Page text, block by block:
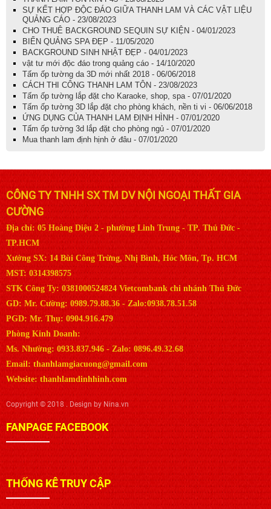
SỰ KẾT HỢP ĐỘC ĐÁO GIỮA THANH LAM VÀ CÁC VẬT LIỆU
QUẢNG CÁO - 23/08/2023
CHO THUÊ BACKGROUND SEQUIN SỰ KIỆN - 04/01/2023
BIỂN QUẢNG SPA ĐẸP - 11/05/2020
BACKGROUND SINH NHẬT ĐẸP - 04/01/2023
vật tư mới độc đáo trong quảng cáo - 14/10/2020
Tấm ốp tường da 3D mới nhất 2018 - 06/06/2018
CÁCH THI CÔNG THANH LAM TÔN - 23/08/2023
Tấm ốp tường lắp đặt cho Karaoke, shop, spa - 07/01/2020
Tấm ốp tường 3D lắp đặt cho phòng khách, nền ti vi - 06/06/2018
ỨNG DỤNG CỦA THANH LAM ĐỊNH HÌNH - 07/01/2020
Tấm ốp tường 3d lắp đặt cho phòng ngủ - 07/01/2020
Mua thanh lam định hịnh ở đâu - 07/01/2020
CÔNG TY TNHH SX TM DV NỘI NGOẠI THẤT GIA
CƯỜNG
Địa chỉ: 05 Hoàng Diệu 2 - phường Linh Trung - TP. Thủ Đức -
TP.HCM
Xưởng SX: 14 Bùi Công Trừng, Nhị Bình, Hóc Môn, Tp. HCM
MST: 0314398575
STK Công Ty: 0381000524824 Vietcombank chi nhánh Thủ Đức
GD: Mr. Cường: 0989.79.88.36 - Zalo:0938.78.51.58
PGD: Mr. Thụ: 0904.916.479
Phòng Kinh Doanh:
Ms. Nhường: 0933.837.946 - Zalo: 0896.49.32.68
Email: thanhlamgiacuong@gmail.com
Website: thanhlamdinhhinh.com
Copyright © 2018 . Design by Nina.vn
FANPAGE FACEBOOK
THỐNG KÊ TRUY CẬP